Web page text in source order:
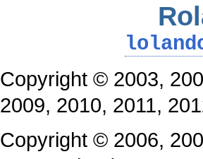
Copyright © 2003,
2009, 2010, 2011,
Copyright © 2006,